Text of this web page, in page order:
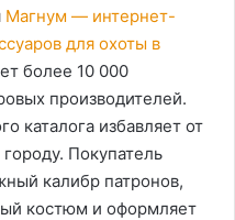
Магнум — интернет-
для охоты в
более 10 000
производителей.
каталога избавляет от
Покупатель
калибр патронов,
костюм и оформляет